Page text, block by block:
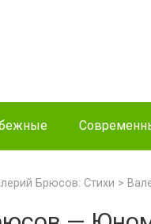
Брюсов: Стихи >